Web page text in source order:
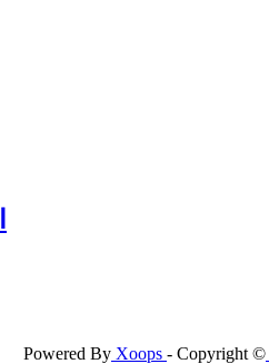
Powered By Xoops - Copyright ©